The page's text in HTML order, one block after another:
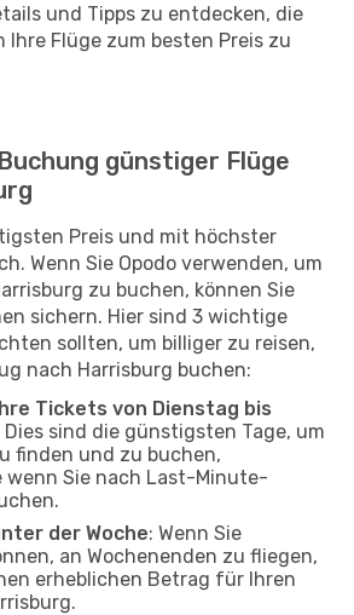
und Tipps zu entdecken, die
Ihre Flüge zum besten Preis zu
günstiger Flüge
Preis und mit höchster
Wenn Sie Opodo verwenden, um
zu buchen, können Sie
sichern. Hier sind 3 wichtige
sollten, um billiger zu reisen,
nach Harrisburg buchen:
Tickets von Dienstag bis
Dies sind die günstigsten Tage, um
finden und zu buchen,
wenn Sie nach Last-Minute-
der Woche: Wenn Sie
an Wochenenden zu fliegen,
erheblichen Betrag für Ihren